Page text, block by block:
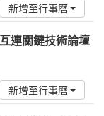
新增至行事曆
連關鍵技術論壇
新增至行事曆